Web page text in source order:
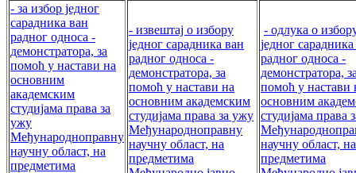
- за избор једног
сарадника ван
радног односа -
демонстратора, за
помоћ у настави на
основним
академским
студијама права за
ужу
Међународноправну
научну област, на
предметима
- извештај о избору
једног сарадника ван
радног односа -
демонстратора, за
помоћ у настави на
основним академским
студијама права за ужу
Међународноправну
научну област, на
предметима
- одлука о
једног
радног односа -
демонстратора,
помоћ у настави
основним
студијама права
научну област, на
предметима